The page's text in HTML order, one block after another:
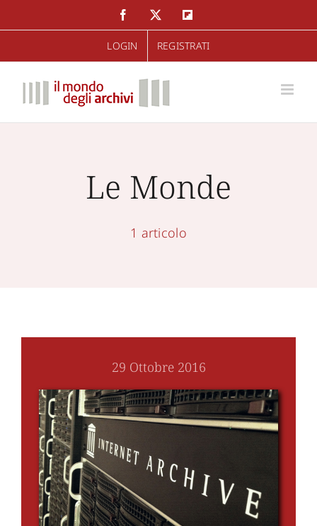
al
FacebookTwitter
LOGIN REGISTRATI
Le Monde
1 articolo
29 Ottobre 2016